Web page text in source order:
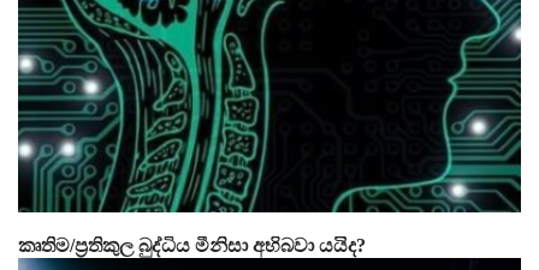
කෘතිම/ප්‍රතිකුල බුද්ධිය මීනිසා අභිබවා යයිද?